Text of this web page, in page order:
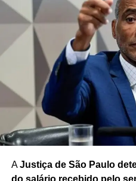
Encontro entre líderes
internacional
NÃO PERCA
Fenia cobra Código de
do STF
AJustiça de São Paulo
do salário recebido pelo